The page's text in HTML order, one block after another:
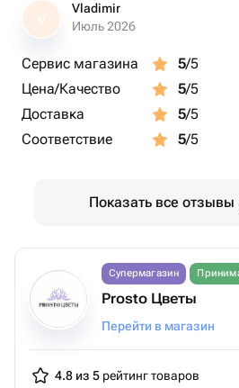
V
Vladimir
Июль 2026
Сервис магазина 5/5
Цена/Качество
5/5
Доставка
5/5
Соответствие
5/5
Показать все отзывы
Супермагазин
Prosto Цветы
Перейти в магазин
4.8 из 5 рейтинг товаров